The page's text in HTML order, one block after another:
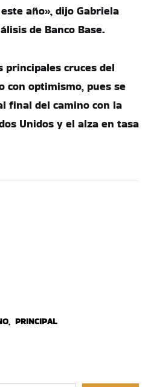
, PRINCIPAL
año», dijo Gabriela
de Banco Base.
principales cruces del
con optimismo, pues se
final del camino con la
Unidos y el alza en tasa